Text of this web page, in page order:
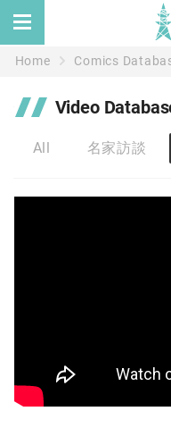
Home Comics
Video
All 名家訪談